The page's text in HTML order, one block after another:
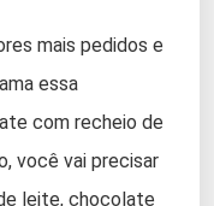
mais pedidos e
essa
com recheio de
você vai precisar
leite, chocolate